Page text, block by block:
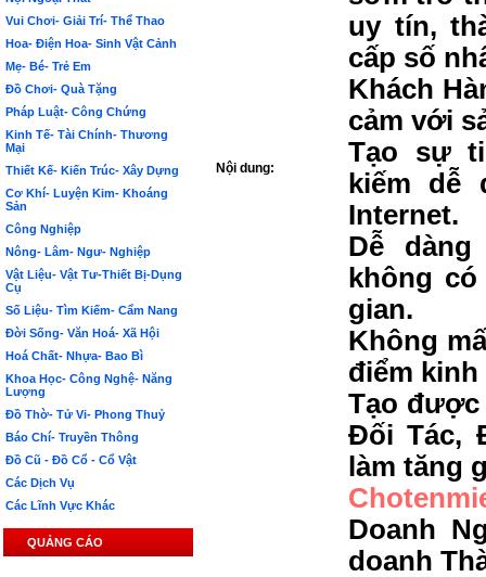
Vui Chơi- Giải Trí- Thể Thao
Hoa- Điện Hoa- Sinh Vật Cảnh
Mẹ- Bé- Trẻ Em
Đồ Chơi- Quà Tặng
Pháp Luật- Công Chứng
Kinh Tế- Tài Chính- Thương
Mại
Thiết Kế- Kiến Trúc- Xây Dựng
Cơ Khí- Luyện Kim- Khoáng
Sản
Công Nghiệp
Nông- Lâm- Ngư- Nghiệp
Vật Liệu- Vật Tư-Thiết Bị-Dụng
Cụ
Số Liệu- Tìm Kiếm- Cẩm Nang
Đời Sống- Văn Hoá- Xã Hội
Hoá Chất- Nhựa- Bao Bì
Khoa Học- Công Nghệ- Năng
Lượng
Đồ Thờ- Tử Vi- Phong Thuỷ
Báo Chí- Truyền Thông
Đồ Cũ - Đồ Cổ - Cổ Vật
Các Dịch Vụ
Các Lĩnh Vực Khác
QUẢNG CÁO
Nội dung:
uy tín,
cấp số
Khách
cảm với
Tạo sự
kiếm dễ
Internet.
Dễ
không
gian.
Không
điểm kinh
Tạo được
Đối Tác,
làm tăng
Doanh
doanh